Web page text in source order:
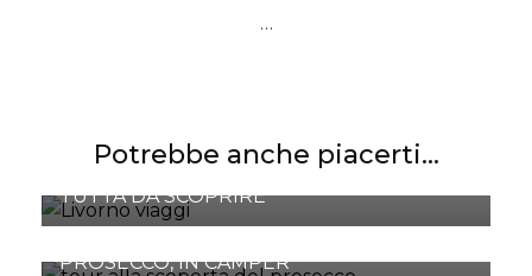
…
Potrebbe anche piacerti...
LIVORNO, UNA CITTÀ GODERECCIA
TUTTA DA SCOPRIRE
PROSECCO, IN CAMPER